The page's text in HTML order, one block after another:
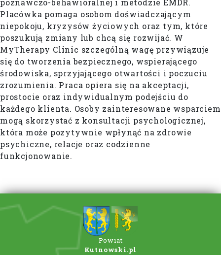
poznawczo-behawioralnej i metodzie EMDR.
Placówka pomaga osobom doświadczającym
niepokoju, kryzysów życiowych oraz tym, które
poszukują zmiany lub chcą się rozwijać. W
MyTherapy Clinic szczególną wagę przywiązuje
się do tworzenia bezpiecznego, wspierającego
środowiska, sprzyjającego otwartości i poczuciu
zrozumienia. Praca opiera się na akceptacji,
prostocie oraz indywidualnym podejściu do
każdego klienta. Osoby zainteresowane wsparciem
mogą skorzystać z konsultacji psychologicznej,
która może pozytywnie wpłynąć na zdrowie
psychiczne, relacje oraz codzienne
funkcjonowanie.
Powiat
Kutnowski.pl